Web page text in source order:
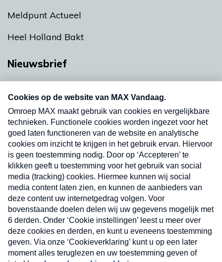
Meldpunt Actueel
Heel Holland Bakt
Nieuwsbrief
nieuwsbrief. Elke vrijdag- en dinsdagochtend in
uw mailbox.
Verzend
Nieuwsbrief
Neem hier een gratis abonnement op onze